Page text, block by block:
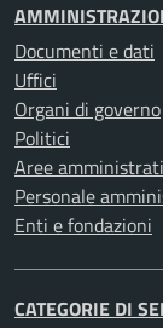
Documenti e dati
Uffici
Organi di governo
Politici
Aree
Personale
Enti e fondazioni
CATEGORIE DI